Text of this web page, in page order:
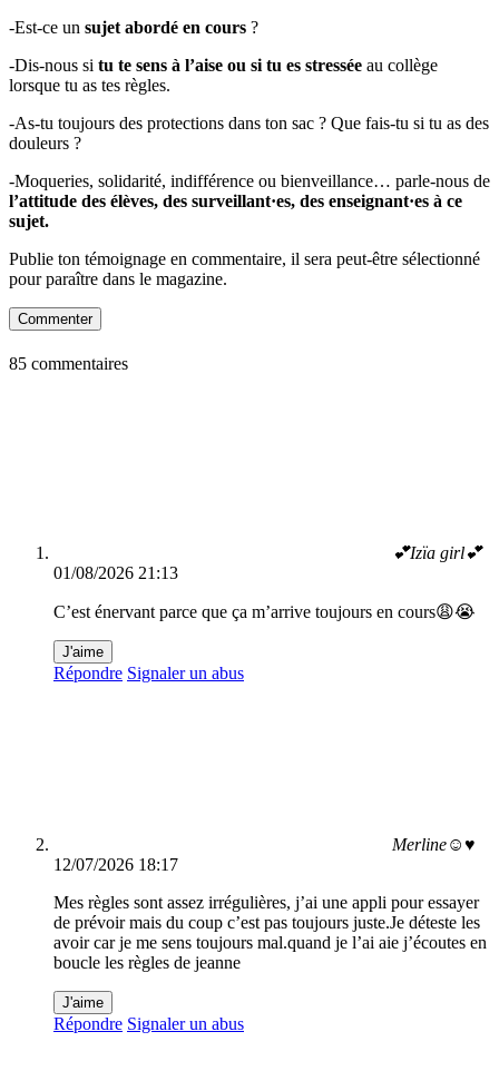
-Est-ce un sujet abordé en cours ?
-Dis-nous si tu te sens à l’aise ou si tu es stressée au collège
lorsque tu as tes règles.
-As-tu toujours des protections dans ton sac ? Que fais-tu si tu as des
douleurs ?
-Moqueries, solidarité, indifférence ou bienveillance… parle-nous de
l’attitude des élèves, des surveillant·es, des enseignant·es à ce
sujet.
Publie ton témoignage en commentaire, il sera peut-être sélectionné
pour paraître dans le magazine.
Commenter
85 commentaires
💕Izïa girl💕
01/08/2026 21:13
C’est énervant parce que ça m’arrive toujours en cours😩😭
J'aime
Répondre Signaler un abus
Merline☺♥
12/07/2026 18:17
Mes règles sont assez irrégulières, j’ai une appli pour essayer
de prévoir mais du coup c’est pas toujours juste.Je déteste les
avoir car je me sens toujours mal.quand je l’ai aie j’écoutes en
boucle les règles de jeanne
J'aime
Répondre Signaler un abus